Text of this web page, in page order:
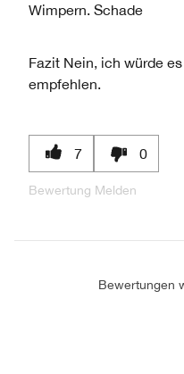
Wimpern. Schade
Fazit Nein, ich würde
empfehlen.
7 0
Bewertung Melden
Bewertungen